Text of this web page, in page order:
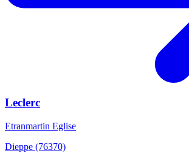
Leclerc
Etranmartin Eglise
Dieppe (76370)